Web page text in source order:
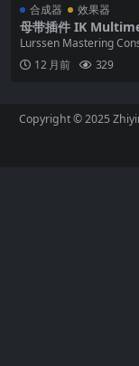
合成器 效果器
母带插件 IK
ssen Mastering
Lurssen Mastering
款适用于 iPad/iP...
12 月前 329
Copyright © 2025